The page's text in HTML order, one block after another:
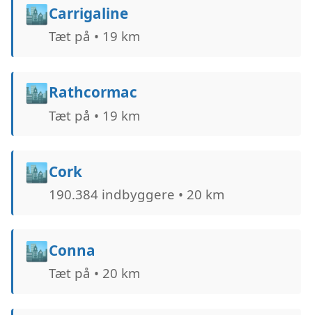
🏙️Carrigaline
Tæt på • 19 km
🏙️Rathcormac
Tæt på • 19 km
🏙️Cork
190.384 indbyggere • 20 km
🏙️Conna
Tæt på • 20 km